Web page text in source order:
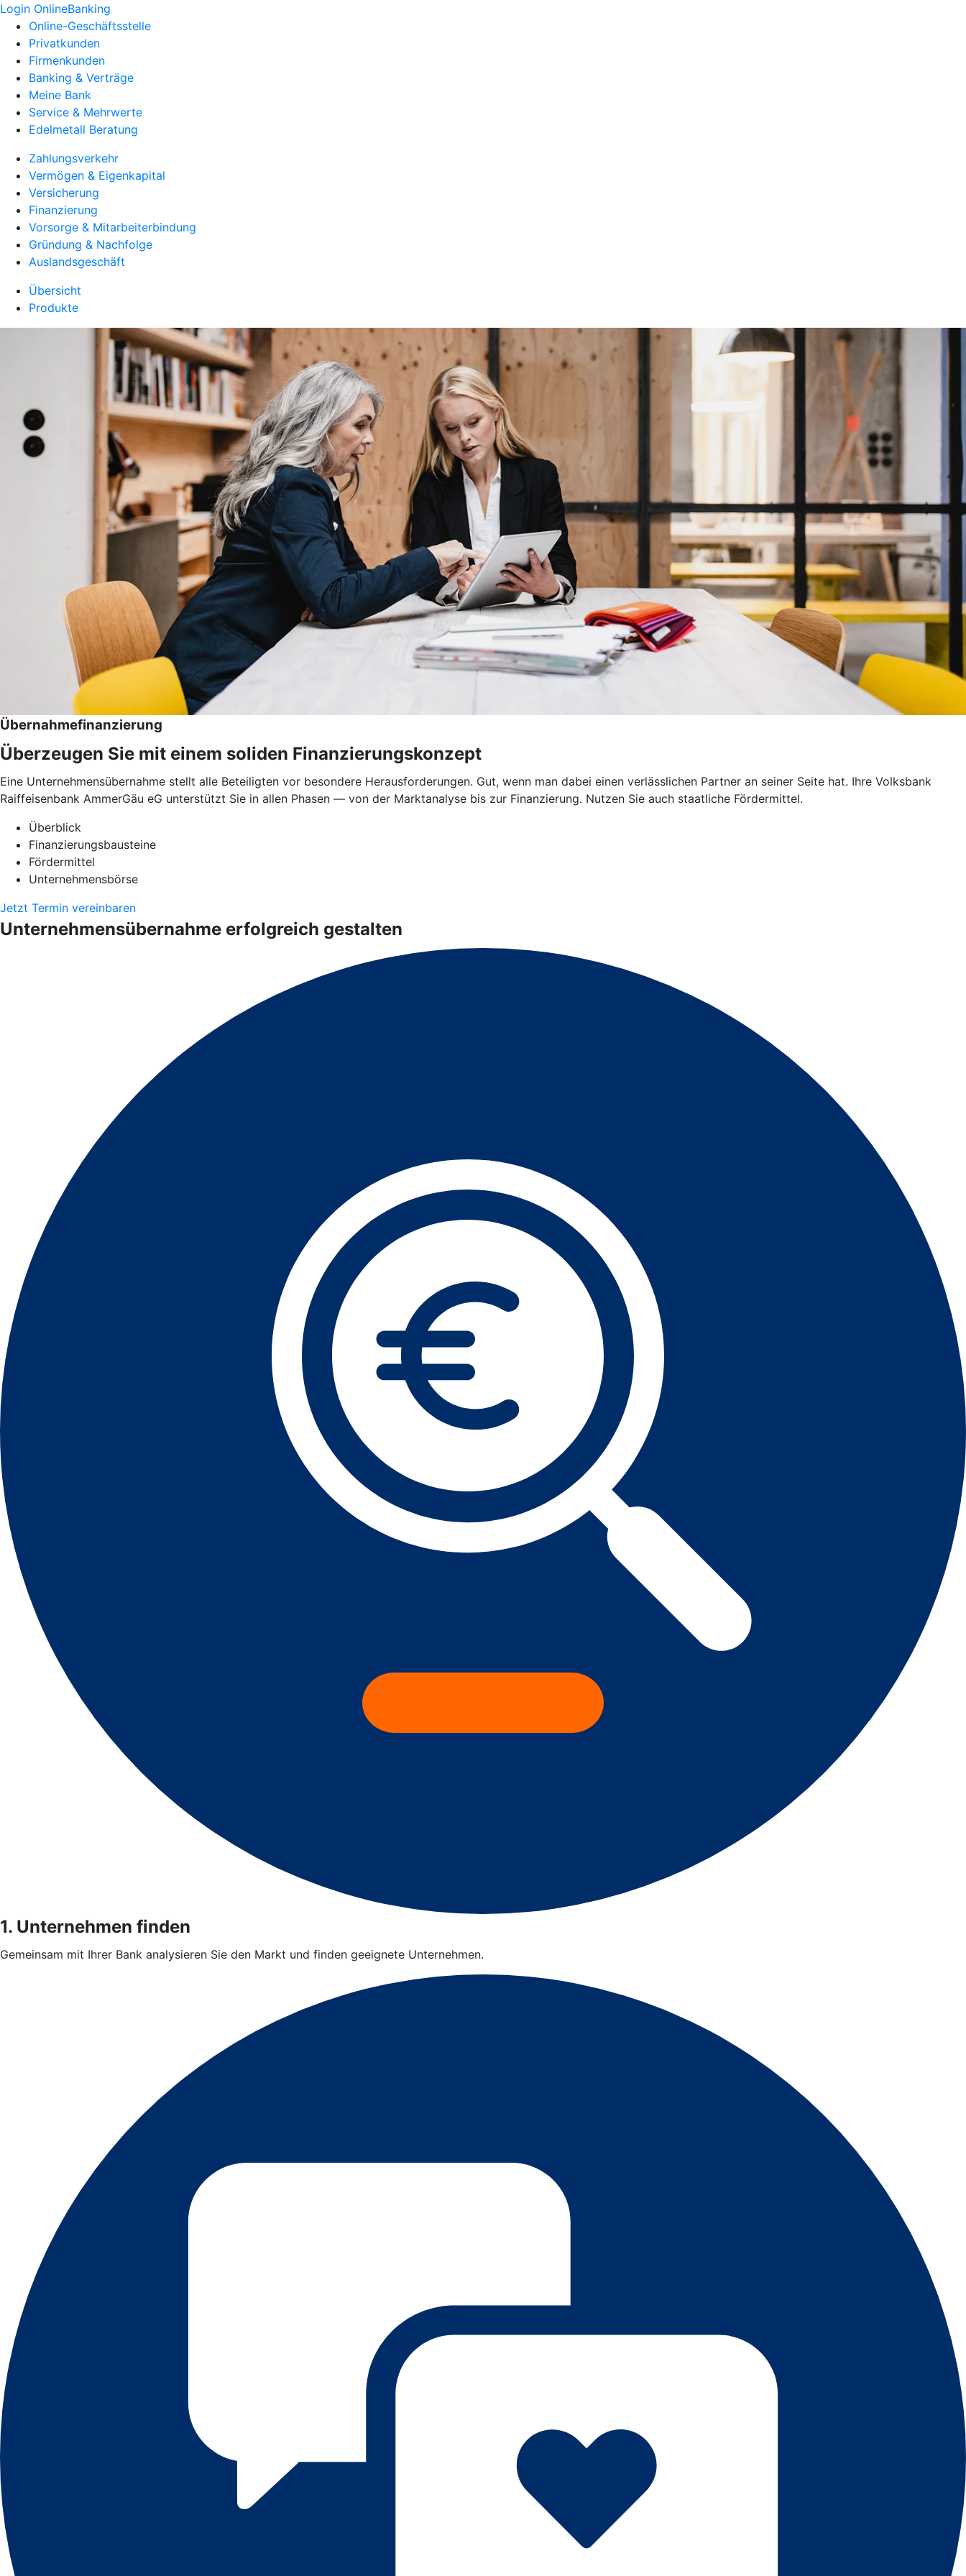
Login OnlineBanking
Online-Geschäftsstelle
Privatkunden
Firmenkunden
Banking & Verträge
Meine Bank
Service & Mehrwerte
Edelmetall Beratung
Zahlungsverkehr
Vermögen & Eigenkapital
Versicherung
Finanzierung
Vorsorge & Mitarbeiterbindung
Gründung & Nachfolge
Auslandsgeschäft
Übersicht
Produkte
Übernahmefinanzierung
Überzeugen Sie mit einem soliden Finanzierungskonzept
Eine Unternehmensübernahme stellt alle Beteiligten vor besondere Herausforderungen. Gut, wenn man dabei einen verlässlichen Partner an seiner Seite hat. Ihre Volksbank
Raiffeisenbank AmmerGäu eG unterstützt Sie in allen Phasen — von der Marktanalyse bis zur Finanzierung. Nutzen Sie auch staatliche Fördermittel.
Überblick
Finanzierungsbausteine
Fördermittel
Unternehmensbörse
Jetzt Termin vereinbaren
Unternehmensübernahme erfolgreich gestalten
1. Unternehmen finden
Gemeinsam mit Ihrer Bank analysieren Sie den Markt und finden geeignete Unternehmen.